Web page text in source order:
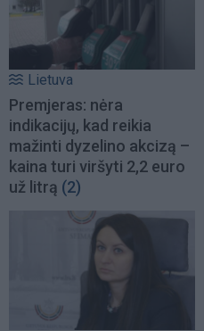
Lietuva
Premjeras: nėra
indikacijų, kad reikia
mažinti dyzelino akcizą –
kaina turi viršyti 2,2 euro
už litrą (2)